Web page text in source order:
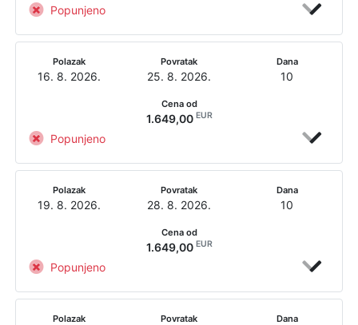
Popunjeno
Polazak
16. 8. 2026.
Povratak
25. 8. 2026.
Dana
10
Popunjeno
Cena od
1.649,00 EUR
Polazak
19. 8. 2026.
Povratak
28. 8. 2026.
Dana
10
Popunjeno
Cena od
1.649,00 EUR
Polazak Povratak Dana